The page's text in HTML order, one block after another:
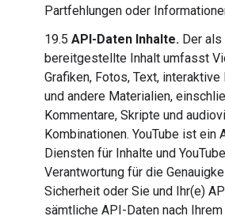
Partfehlungen oder
19.5 API-Daten Inhalte. Der
bereitgestellte Inhalt umfasst
Grafiken, Fotos, Text,
und andere Materialien,
Kommentare, Skripte und
Kombinationen. YouTube ist ein
Diensten für Inhalte und
Verantwortung für die
Sicherheit oder Sie und Ihr(e)
sämtliche API-Daten nach